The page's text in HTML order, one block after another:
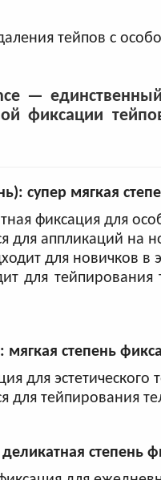
тейпов с особо
—
фиксации
супер мягкая
фиксация для
для аппликаций на
для новичков в
для
мягкая степень
для
для тейпирования
деликатная степень